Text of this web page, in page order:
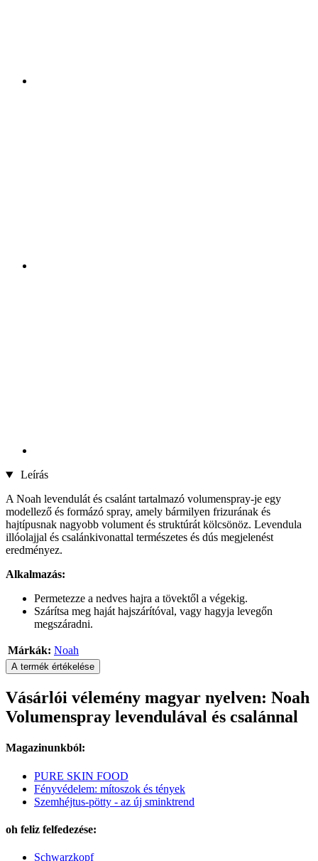
Leírás
A Noah levendulát és csalánt tartalmazó volumenspray-je egy
modellező és formázó spray, amely bármilyen frizurának és
hajtípusnak nagyobb volument és struktúrát kölcsönöz. Levendula
illóolajjal és csalánkivonattal természetes és dús megjelenést
eredményez.
Alkalmazás:
Permetezze a nedves hajra a tövektől a végekig.
Szárítsa meg haját hajszárítóval, vagy hagyja levegőn
megszáradni.
Márkák: Noah
A termék értékelése
Vásárlói vélemény magyar nyelven: Noah
Volumenspray levendulával és csalánnal
Magazinunkból:
PURE SKIN FOOD
Fényvédelem: mítoszok és tények
Szemhéjtus-pötty - az új sminktrend
oh feliz felfedezése:
Schwarzkopf